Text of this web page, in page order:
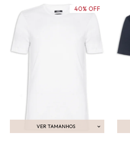
VER TAMANHOS
ADICIONAR AO CARRINHO
40% OFF